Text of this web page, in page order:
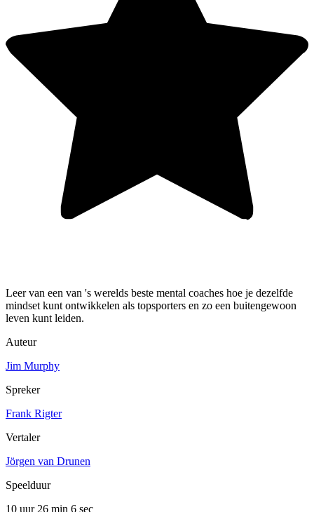
Leer van een van 's werelds beste mental coaches hoe je dezelfde
mindset kunt ontwikkelen als topsporters en zo een buitengewoon
leven kunt leiden.
Auteur
Jim Murphy
Spreker
Frank Rigter
Vertaler
Jörgen van Drunen
Speelduur
10 uur 26 min 6 sec